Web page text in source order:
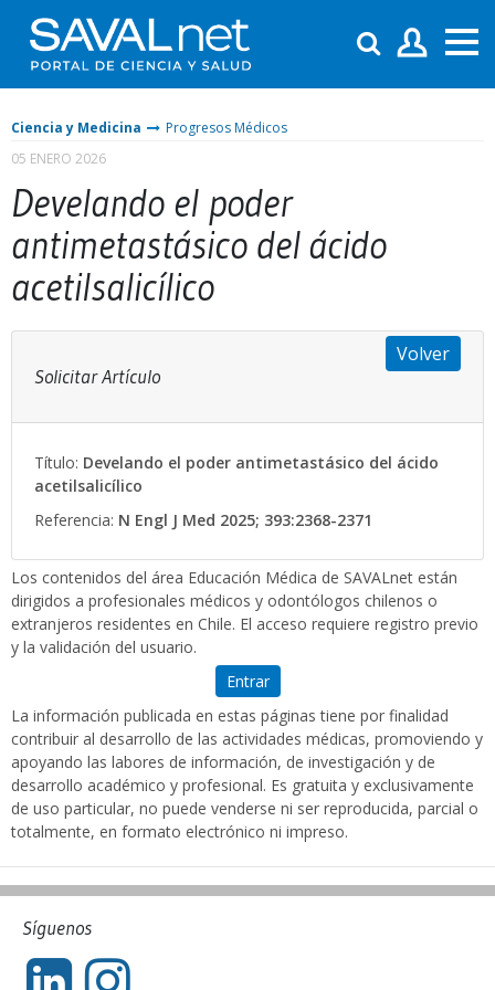
Ciencia y Medicina
Progresos Médicos
05 ENERO 2026
Develando el poder
antimetastásico del ácido
acetilsalicílico
Solicitar Artículo
Volver
Título: Develando el poder antimetastásico del ácido
acetilsalicílico
Referencia: N Engl J Med 2025; 393:2368-2371
Los contenidos del área Educación Médica de SAVALnet están
dirigidos a profesionales médicos y odontólogos chilenos o
extranjeros residentes en Chile. El acceso requiere registro previo
y la validación del usuario.
Entrar
La información publicada en estas páginas tiene por finalidad
contribuir al desarrollo de las actividades médicas, promoviendo y
apoyando las labores de información, de investigación y de
desarrollo académico y profesional. Es gratuita y exclusivamente
de uso particular, no puede venderse ni ser reproducida, parcial o
totalmente, en formato electrónico ni impreso.
Síguenos